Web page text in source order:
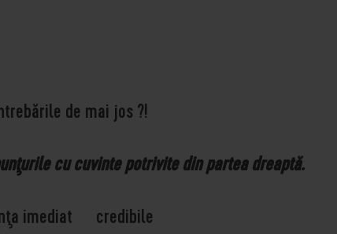
de mai jos ?!
cu cuvinte potrivite din partea dreaptă.
imediat credibile